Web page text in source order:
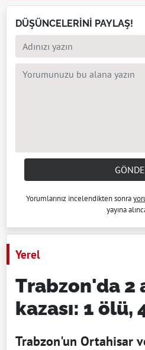
DÜŞÜNCELERİNİ PAYLAŞ!
Yorumlarınız incelendikten sonra
yayına
Yerel
Trabzon'da 2
kazası: 1 ölü,
Trabzon'un Ortahisar